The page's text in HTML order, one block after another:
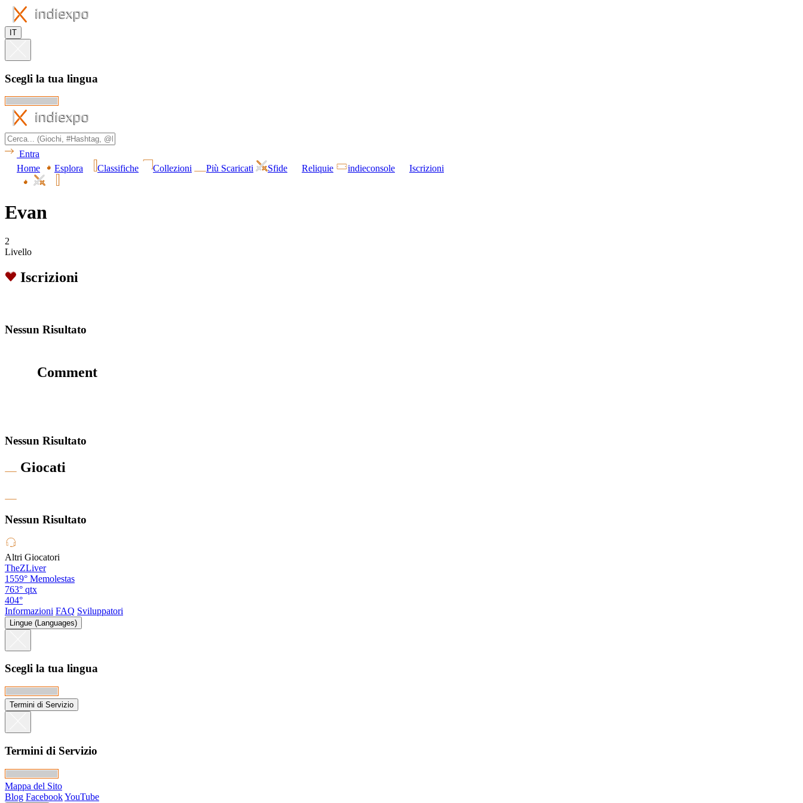
IT
Scegli la tua lingua
Entra
Home
Esplora Classifiche Collezioni Più Scaricati Sfide Reliquie indieconsole Iscrizioni
Evan
2
Livello
Iscrizioni
Nessun Risultato
Comment
Nessun Risultato
Giocati
Nessun Risultato
Altri Giocatori
TheZLiver
1559° Memolestas
763° qtx
404°
Informazioni FAQ Sviluppatori
Lingue (Languages)
Scegli la tua lingua
Termini di Servizio
Termini di Servizio
Mappa del Sito
Blog FacebookYouTube